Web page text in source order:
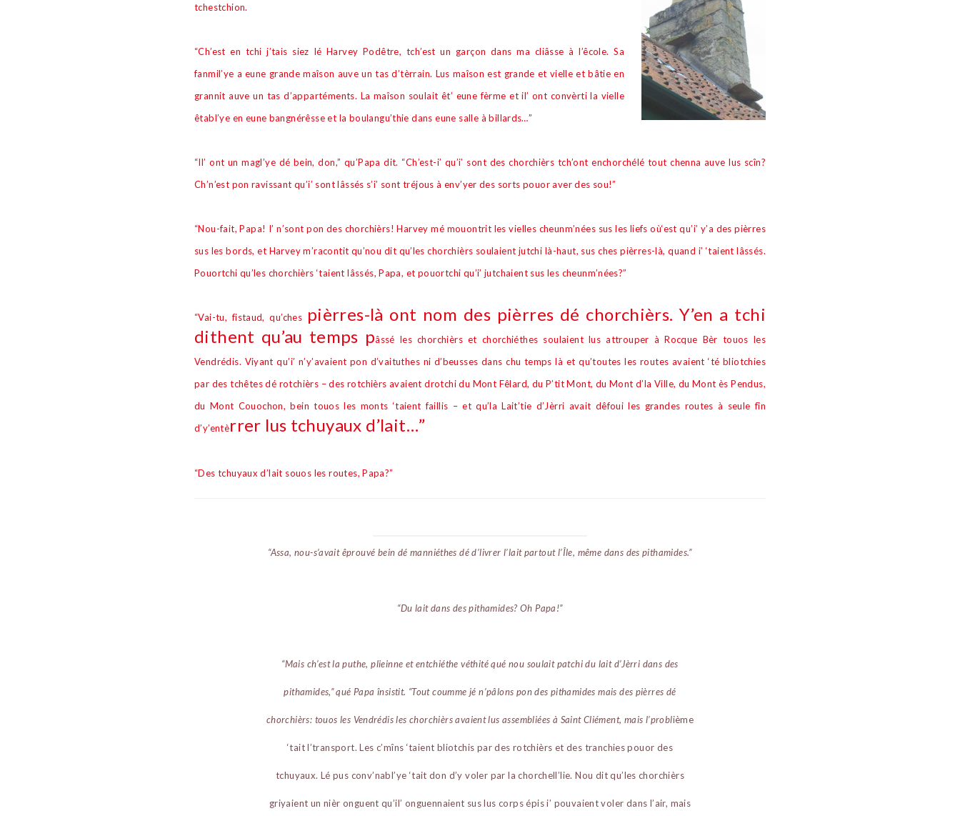
tchestchion.
“Ch’est en tchi j’tais siez lé Harvey Podêtre, tch’est un garçon dans ma cliâsseà l’êcole. Sa
fanmil’ye a eune grande maîson auve un tas d’tèrrain. Lus maîson est grande et vielle et bâtie en
grannit auve un tas d’appartéments. La maîson soulait êt’ eune fèrme et il’ ont convèrti la vielle
êtabl’ye en eune bangnérêsse et la boulangu’thie dans eune salle à billards…”
“Il’ ont un magl’ye dé bein, don,” qu’Papa dit. “Ch’est-i’ qu’i’ sont des chorchièrs tch’ont enchorchélé tout chenna auve lus scîn?
Ch’n’est pon ravissant qu’i’ sont lâssés s’i’ sont tréjousà env’yer des sorts pouor aver des sou!”
“Nou-fait, Papa! I’ n’sont pon des chorchièrs! Harvey mé mouontrit les vielles cheunm’nées sus les liefs où‘est qu’i’ y’a des pièrres
sus les bords, et Harvey m’racontit qu’nou dit qu’les chorchièrs soulaient jutchi là-haut, sus ches pièrres-là, quand i’ ‘taient lâssés.
Pouortchi qu’les chorchièrs ‘taient lâssés, Papa, et pouortchi qu’i’ jutchaient sus les cheunm’nées?”
“Vai-tu, fistaud, qu’ches pièrres-là ont nom des pièrres dé chorchièrs. Y’en a tchi
dithent qu’au temps pâssé les chorchièrs et chorchiéthes soulaient lus attrouper à Rocque Bèr touos les
Vendrédis. Viyant qu’i’ n’y’avaient pon d’vaituthes ni d’beusses dans chu temps là et qu’toutes les routes avaient ‘té bliotchies
par des tchêtes dé rotchièrs – des rotchièrs avaient drotchi du Mont Fêlard, du P’tit Mont, du Mont d’la Ville, du Montès Pendus,
du Mont Couochon, bein touos les monts ‘taient faillis – et qu’la Lait’tie d’Jèrri avait dêfoui les grandes routesà seule fîn
d’y’entèrrer lus tchuyaux d’lait…”
“Des tchuyaux d’lait souos les routes, Papa?”
“Assa, nou-s’avaitêprouvé bein dé manniéthes dé d’livrer l’lait partout l’Île, même dans des pithamides.”
“Du lait dans des pithamides? Oh Papa!”
“Mais ch’est la puthe, plieinne et entchiéthe véthité qué nou soulait patchi du lait d’Jèrri dans des
pithamides,” qué Papa însistit. “Tout coumme jé n’pâlons pon des pithamides mais des pièrres dé
chorchièrs: touos les Vendrédis les chorchièrs avaient lus assembliées à Saint Cliément, mais l’problième
‘tait l’transport. Les c’mîns ‘taient bliotchis par des rotchièrs et des tranchies pouor des
tchuyaux. Lé pus conv’nabl’ye ‘tait don d’y voler par la chorchell’lie. Nou dit qu’les chorchièrs
griyaient un nièr onguent qu’il’ onguennaient sus lus corps épis i’ pouvaient voler dans l’air, mais